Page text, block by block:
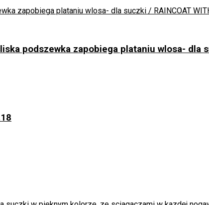
podszewka zapobiega plataniu wlosa- dla